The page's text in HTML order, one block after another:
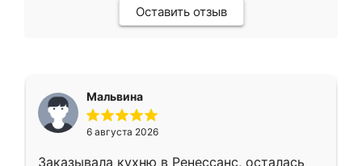
Оставить отзыв
Мальвина
6 августа 2026
Заказывала кухню в Ренессанс, осталась